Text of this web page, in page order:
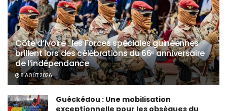
Côte d’Ivoire : les Forces spéciales guinéennes
brillent lors des célébrations du 66ᵉ anniversaire
de l’indépendance
8 AOÛT 2026
Guéckédou : Une mobilisation
exceptionnelle pour les obsèques du